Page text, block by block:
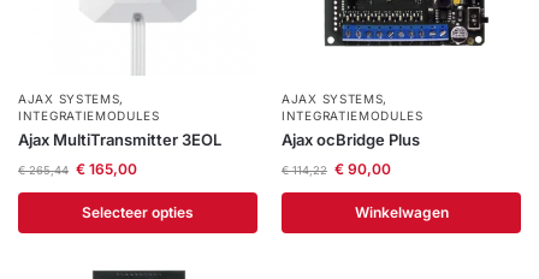
Branddetectie
Merken
Outlet SALE
AJAX SYSTEMS,
INTEGRATIEMODULES
Ajax MultiTransmitter 3EOL
€265,44 €165,00
Selecteer opties
AJAX SYSTEMS,
INTEGRATIEMODULES
Ajax ocBridge Plus
€114,22 €90,00
Winkelwagen